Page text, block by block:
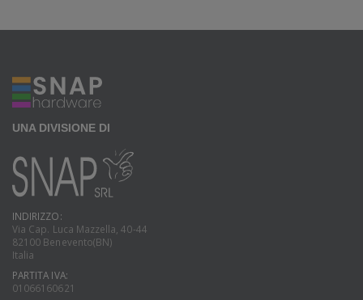
UNA DIVISIONE DI
INDIRIZZO:
Via Cap. Luca Mazzella, 40-44
82100 Benevento(BN)
Italia
PARTITA IVA:
01066160621